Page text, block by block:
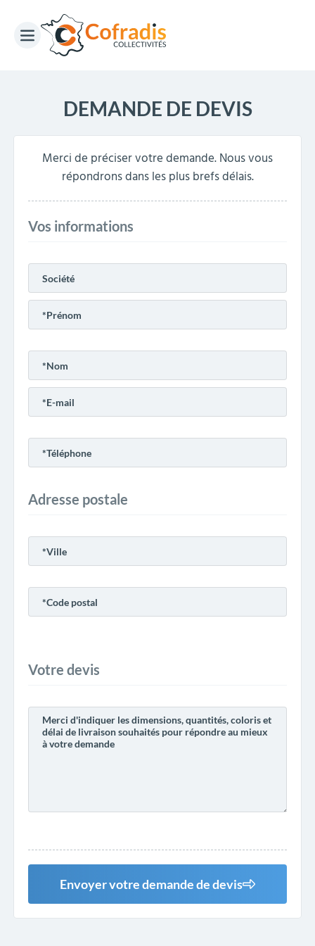
DEMANDE DE DEVIS
Merci de préciser votre demande. Nous vous
répondrons dans les plus brefs délais.
Vos informations
Adresse postale
Votre devis
Envoyer votre demande de devis